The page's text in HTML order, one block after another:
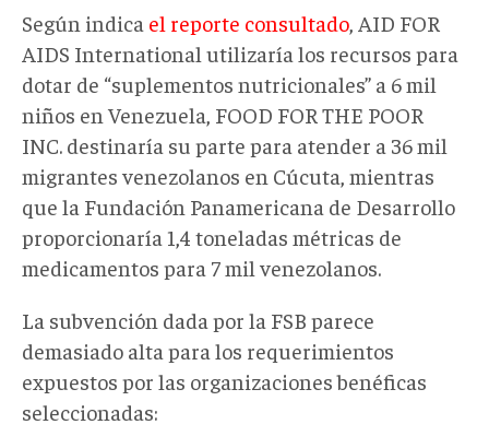
Según indica el reporte consultado , AID FOR
AIDS International utilizaría los recursos para
dotar de “suplementos nutricionales” a 6 mil
niños en Venezuela, FOOD FOR THE POOR
INC. destinaría su parte para atender a 36 mil
migrantes venezolanos en Cúcuta, mientras
que la Fundación Panamericana de Desarrollo
proporcionaría 1,4 toneladas métricas de
medicamentos para 7 mil venezolanos.
La subvención dada por la FSB parece
demasiado alta para los requerimientos
expuestos por las organizaciones benéficas
seleccionadas: